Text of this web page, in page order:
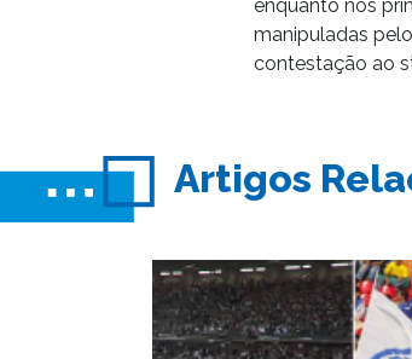
enquanto nos
manipuladas
contestação ao
Artigos